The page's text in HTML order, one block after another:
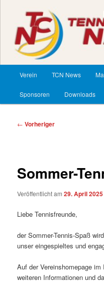
springenTennisClub
Verein TCN News
Sponsoren Downloads
Beitragsnavigation
← Vorheriger
Sommer-
Veröffentlicht am29. April 2025
Liebe Tennisfreunde,
der Sommer-Tennis-Spaß
unser eingespieltes und
Auf der Vereinshomepage
weiteren Informationen und